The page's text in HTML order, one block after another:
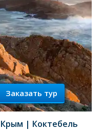
Заказать тур
Крым | Коктебель